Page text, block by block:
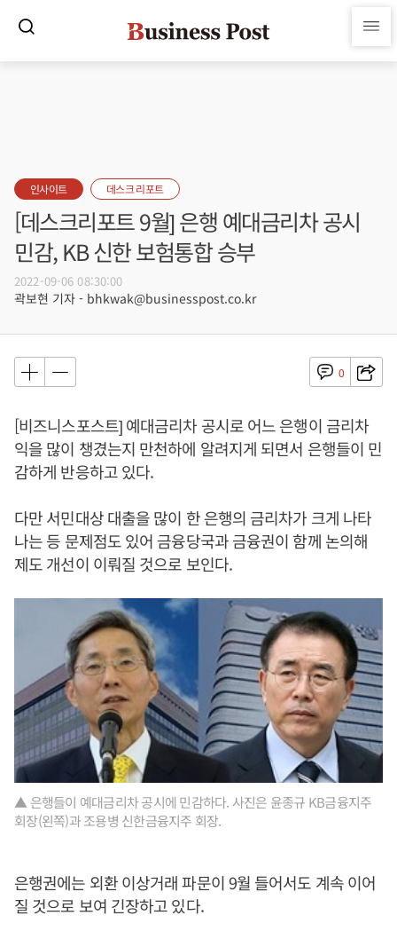
인사이트 데스크 리포트
[데스크리포트 9월] 은행 예대금리차 공시
민감, KB 신한 보험통합 승부
2022-09-06 08:30:00
곽보현 기자 - bhkwak@businesspost.co.kr
0
[비즈니스포스트] 예대금리차 공시로 어느 은행이 금리차
익을 많이 챙겼는지 만천하에 알려지게 되면서 은행들이 민
감하게 반응하고 있다.
다만 서민대상 대출을 많이 한 은행의 금리차가 크게 나타
나는 등 문제점도 있어 금융당국과 금융권이 함께 논의해
제도 개선이 이뤄질 것으로 보인다.
▲ 은행들이 예대금리차 공시에 민감하다. 사진은 윤종규 KB금융지주
회장(왼쪽)과 조용병 신한금융지주 회장.
은행권에는 외환 이상거래 파문이 9월 들어서도 계속 이어
질 것으로 보여 긴장하고 있다.